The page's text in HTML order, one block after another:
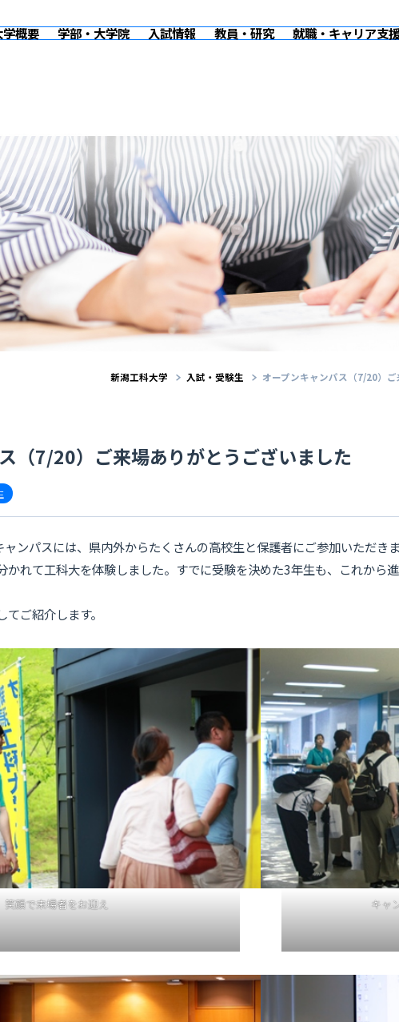
概要 学部・大学院 入試情報 教員・研究 就職・キャリア支
新潟工科大学 入試・受験生 オープンキャンパス（7/20）
（7/20）ご来場ありがとうございました
ンパスには、県内外からたくさんの高校生と保護者にご参加いただき
かれて工科大を体験しました。すでに受験を決めた3年生も、これから
ご紹介します。
笑顔で来場者をお迎え キャ